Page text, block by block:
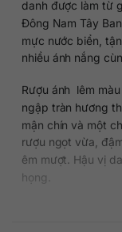
danh được làm từ
Đông Nam Tây
mực nước biển,
nhiều ánh nắng
Rượu ánh lêm
ngập tràn hương
mận chín và một
rượu ngọt vừa,
êm mượt. Hậu vị
họng.